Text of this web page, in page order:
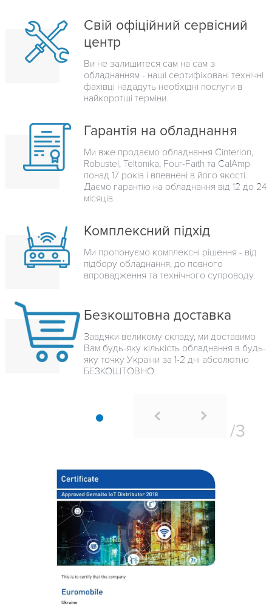
Свій офіційний сервісний
центр
Ви не залишитеся сам на сам з
обладнанням - наші сертифіковані технічні
фахівці нададуть необхідні послуги в
найкоротші терміни.
Гарантія на обладнання
Ми вже продаємо обладнання Cinterion,
Robustel, Teltonika, Four-Faith та CalAmp
понад 17 років і впевнені в його якості.
Даємо гарантію на обладнання від 12 до 24
місяців.
Комплексний підхід
Ми пропонуємо комплексні рішення - від
підбору обладнання, до повного
впровадження та технічного супроводу.
Безкоштовна доставка
Завдяки великому складу, ми доставимо
Вам будь-яку кількість обладнання в будь-
яку точку України за 1-2 дні абсолютно
БЕЗКОШТОВНО.